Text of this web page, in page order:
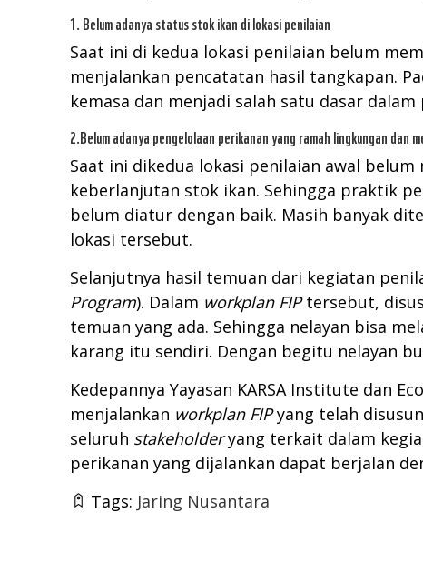
1. Belum adanya status stok ikan di lokasi penilaian
Saat ini di kedua lokasi penilaian belum
menjalankan pencatatan hasil tangkapan.
kemasa dan menjadi salah satu dasar
2.Belum adanya pengelolaan perikanan yang ramah lingkungan dan
Saat ini dikedua lokasi penilaian awal
keberlanjutan stok ikan. Sehingga praktik
belum diatur dengan baik. Masih banyak
lokasi tersebut.
Selanjutnya hasil temuan dari kegiatan
Program). Dalam workplan FIPtersebut,
temuan yang ada. Sehingga nelayan bisa
karang itu sendiri. Dengan begitu nelayan
Kedepannya Yayasan KARSA Institute dan
menjalankan workplan FIPyang telah
seluruh stakeholderyang terkait dalam
perikanan yang dijalankan dapat berjalan
Tags: Jaring Nusantara